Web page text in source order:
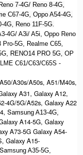
Reno 7-4G/ Reno 8-4G,
C67-4G, Oppo A54-4G,
Reno 11F-5G.
4G/ A3i/ A5i, Oppo Reno
5G, Realme C65,
RENO14 PRO 5G, OP
C61/C63/C65S -
A30s/A50s, A51/M40s,
A31, Galaxy A12,
4G/5G/A52s, Galaxy A22
Samsung A13-4G,
A14-5G, Galaxy
A73-5G Galaxy A54-
Galaxy A15-
msung A35-5G,